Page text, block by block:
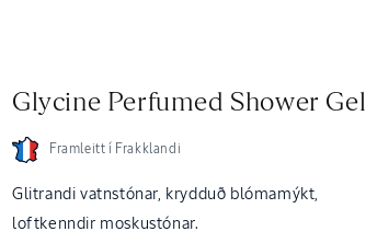
Glycine Perfumed Shower Gel
Framleitt í Frakklandi
Glitrandi vatnstónar, krydduð blóma­mýkt,
loftkenndir moskustónar.